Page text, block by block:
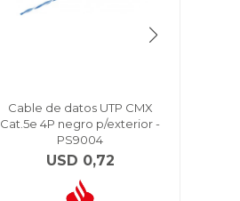
Cable de datos UTP CMX
Cat.5e 4P negro p/exterior -
PS9004
USD 0,72